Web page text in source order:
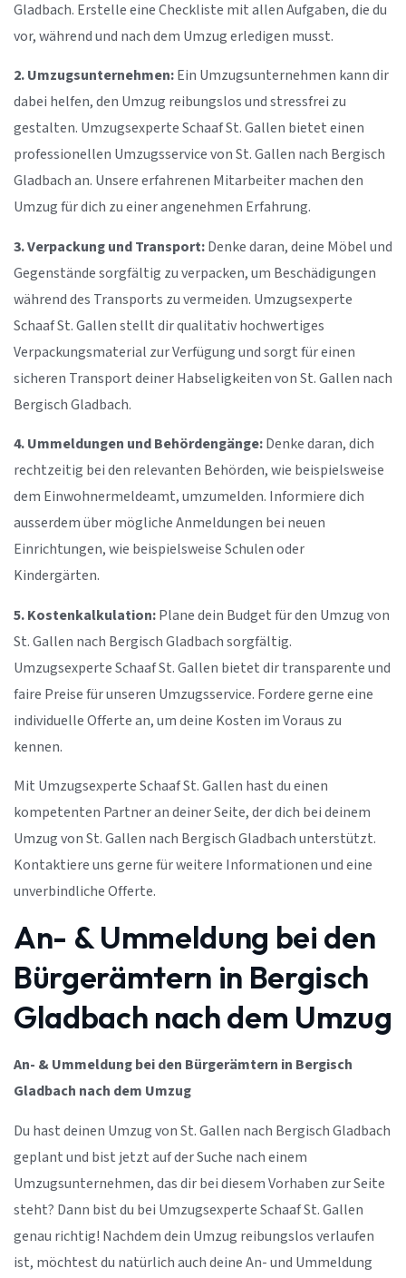
Gladbach. Erstelle eine Checkliste mit allen Aufgaben, die du
vor, während und nach dem Umzug erledigen musst.
2. Umzugsunternehmen:Ein Umzugsunternehmen kann dir
dabei helfen, den Umzug reibungslos und stressfrei zu
gestalten. Umzugsexperte Schaaf St. Gallen bietet einen
professionellen Umzugsservice von St. Gallen nach Bergisch
Gladbach an. Unsere erfahrenen Mitarbeiter machen den
Umzug für dich zu einer angenehmen Erfahrung.
3. Verpackung und Transport:Denke daran, deine Möbel und
Gegenstände sorgfältig zu verpacken, um Beschädigungen
während des Transports zu vermeiden. Umzugsexperte
Schaaf St. Gallen stellt dir qualitativ hochwertiges
Verpackungsmaterial zur Verfügung und sorgt für einen
sicheren Transport deiner Habseligkeiten von St. Gallen nach
Bergisch Gladbach.
4. Ummeldungen und Behördengänge:Denke daran, dich
rechtzeitig bei den relevanten Behörden, wie beispielsweise
dem Einwohnermeldeamt, umzumelden. Informiere dich
ausserdem über mögliche Anmeldungen bei neuen
Einrichtungen, wie beispielsweise Schulen oder
Kindergärten.
5. Kostenkalkulation:Plane dein Budget für den Umzug von
St. Gallen nach Bergisch Gladbach sorgfältig.
Umzugsexperte Schaaf St. Gallen bietet dir transparente und
faire Preise für unseren Umzugsservice. Fordere gerne eine
individuelle Offerte an, um deine Kosten im Voraus zu
kennen.
Mit Umzugsexperte Schaaf St. Gallen hast du einen
kompetenten Partner an deiner Seite, der dich bei deinem
Umzug von St. Gallen nach Bergisch Gladbach unterstützt.
Kontaktiere uns gerne für weitere Informationen und eine
unverbindliche Offerte.
An- & Ummeldung bei den
Bürgerämtern in Bergisch
Gladbach nach dem Umzug
An- & Ummeldung bei den Bürgerämtern in Bergisch
Gladbach nach dem Umzug
Du hast deinen Umzug von St. Gallen nach Bergisch Gladbach
geplant und bist jetzt auf der Suche nach einem
Umzugsunternehmen, das dir bei diesem Vorhaben zur Seite
steht? Dann bist du bei Umzugsexperte Schaaf St. Gallen
genau richtig! Nachdem dein Umzug reibungslos verlaufen
ist, möchtest du natürlich auch deine An- und Ummeldung